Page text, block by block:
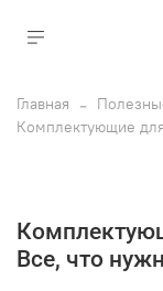
Главная
Комплектующие
Все, что